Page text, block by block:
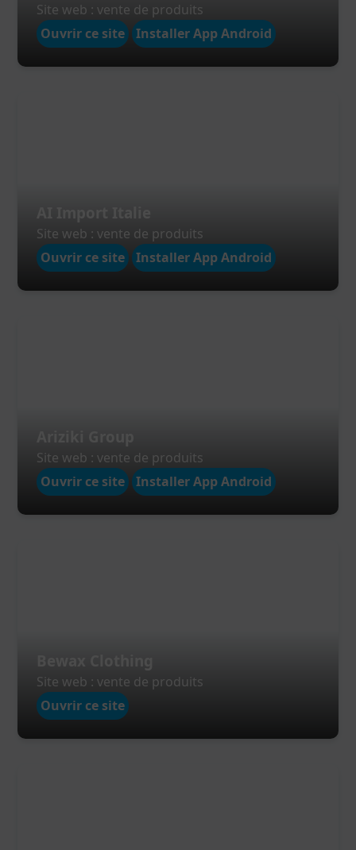
Site web : vente de produits
Ouvrir ce site
Installer App Android
Site web : vente de produits
Ouvrir ce site
Installer App Android
Site web : vente de produits
Ouvrir ce site
Installer App Android
Site web : vente de produits
Ouvrir ce site